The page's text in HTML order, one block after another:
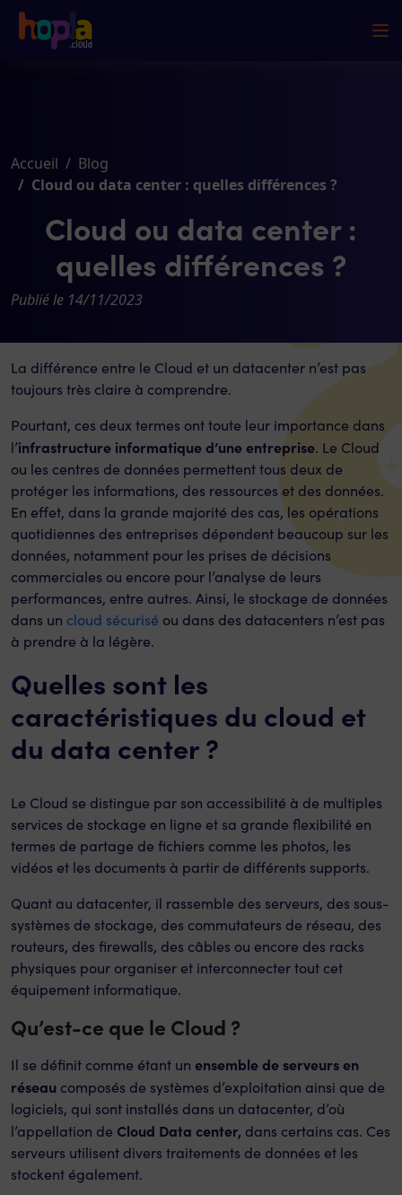
Accueil
Blog
Cloud ou data center : quelles différences ?
Cloud ou data center :
quelles différences ?
Publié le 14/11/2023
La différence entre le Cloud et un datacenter n’est pas
toujours très claire à comprendre.
Pourtant, ces deux termes ont toute leur importance dans
l’infrastructure informatique d’une entreprise. Le Cloud
ou les centres de données permettent tous deux de
protéger les informations, des ressources et des données.
En effet, dans la grande majorité des cas, les opérations
quotidiennes des entreprises dépendent beaucoup sur les
données, notamment pour les prises de décisions
commerciales ou encore pour l’analyse de leurs
performances, entre autres. Ainsi, le stockage de données
dans un cloud sécurisé ou dans des datacenters n’est pas
à prendre à la légère.
Quelles sont les
caractéristiques du cloud et
du data center ?
Le Cloud se distingue par son accessibilité à de multiples
services de stockage en ligne et sa grande flexibilité en
termes de partage de fichiers comme les photos, les
vidéos et les documents à partir de différents supports.
Quant au datacenter, il rassemble des serveurs, des sous-
systèmes de stockage, des commutateurs de réseau, des
routeurs, des firewalls, des câbles ou encore des racks
physiques pour organiser et interconnecter tout cet
équipement informatique.
Qu’est-ce que le Cloud ?
Il se définit comme étant un ensemble de serveurs en
réseau composés de systèmes d’exploitation ainsi que de
logiciels, qui sont installés dans un datacenter, d’où
l’appellation de Cloud Data center, dans certains cas. Ces
serveurs utilisent divers traitements de données et les
stockent également.